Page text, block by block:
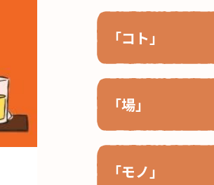
「コト」
「場」
「モノ」